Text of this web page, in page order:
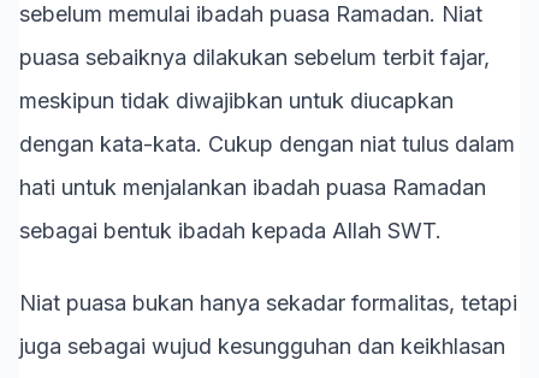
sebelum memulai ibadah puasa Ramadan. Niat
puasa sebaiknya dilakukan sebelum terbit fajar,
meskipun tidak diwajibkan untuk diucapkan
dengan kata-kata. Cukup dengan niat tulus dalam
hati untuk menjalankan ibadah puasa Ramadan
sebagai bentuk ibadah kepada Allah SWT.
Niat puasa bukan hanya sekadar formalitas, tetapi
juga sebagai wujud kesungguhan dan keikhlasan